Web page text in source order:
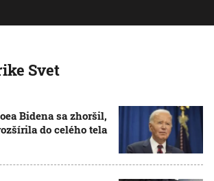
Svet
Bidena sa zhoršil,
do celého tela